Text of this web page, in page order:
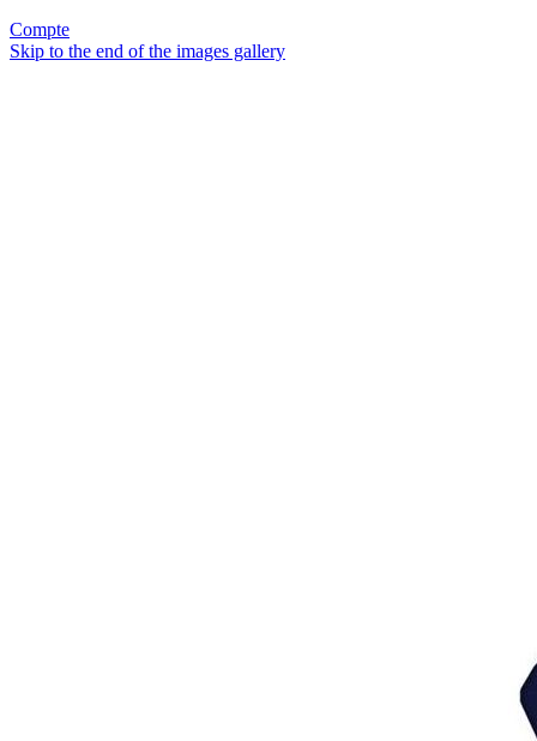
Compte
Skip to the end of the images gallery